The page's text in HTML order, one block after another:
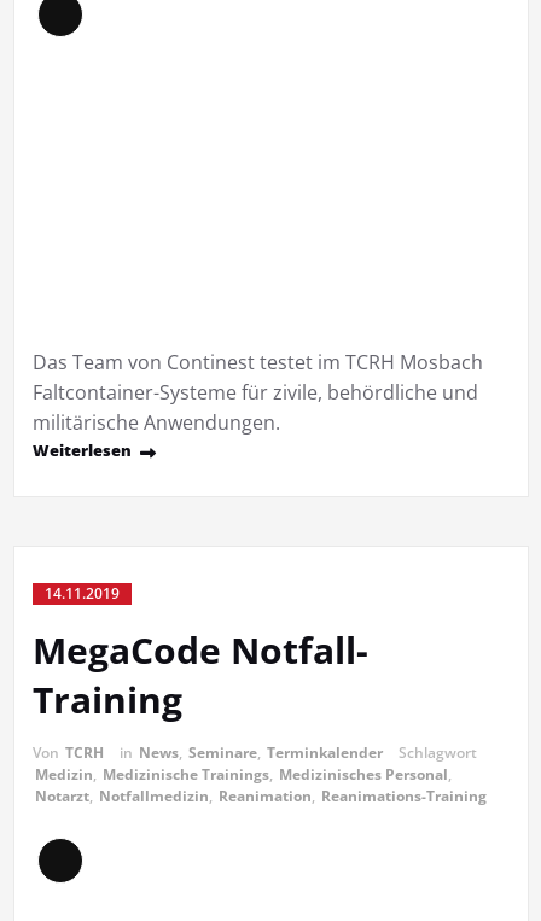
Lange
Das Team von Continest testet im TCRH Mosbach
Faltcontainer-Systeme für zivile, behördliche und
militärische Anwendungen.
Weiterlesen
14.11.2019
MegaCode Notfall-
Training
Von TCRH in News, Seminare, Terminkalender
Schlagwort
Medizin, Medizinische Trainings, Medizinisches Personal,
Notarzt, Notfallmedizin, Reanimation, Reanimations-Training
Lange